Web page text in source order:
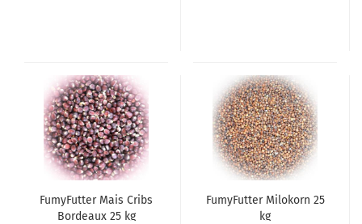
FumyFutter Mais Cribs
Bordeaux 25 kg
FumyFutter Milokorn 25
kg